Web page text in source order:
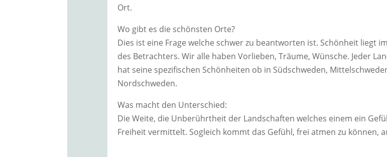
Ort.
Wo gibt es die schönsten Orte?
Dies ist eine Frage welche schwer zu beantworten ist. Schönheit liegt
des Betrachters. Wir alle haben Vorlieben, Träume, Wünsche. Jeder
hat seine spezifischen Schönheiten ob in Südschweden,
Nordschweden.
Was macht den Unterschied:
Die Weite, die Unberührtheit der Landschaften welches einem ein
Freiheit vermittelt. Sogleich kommt das Gefühl, frei atmen zu können,